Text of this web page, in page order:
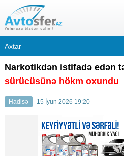
Narkotikdən istifadə edən
sürücüsünə hökm oxundu
Hadisə 15 İyun 2026 19:20